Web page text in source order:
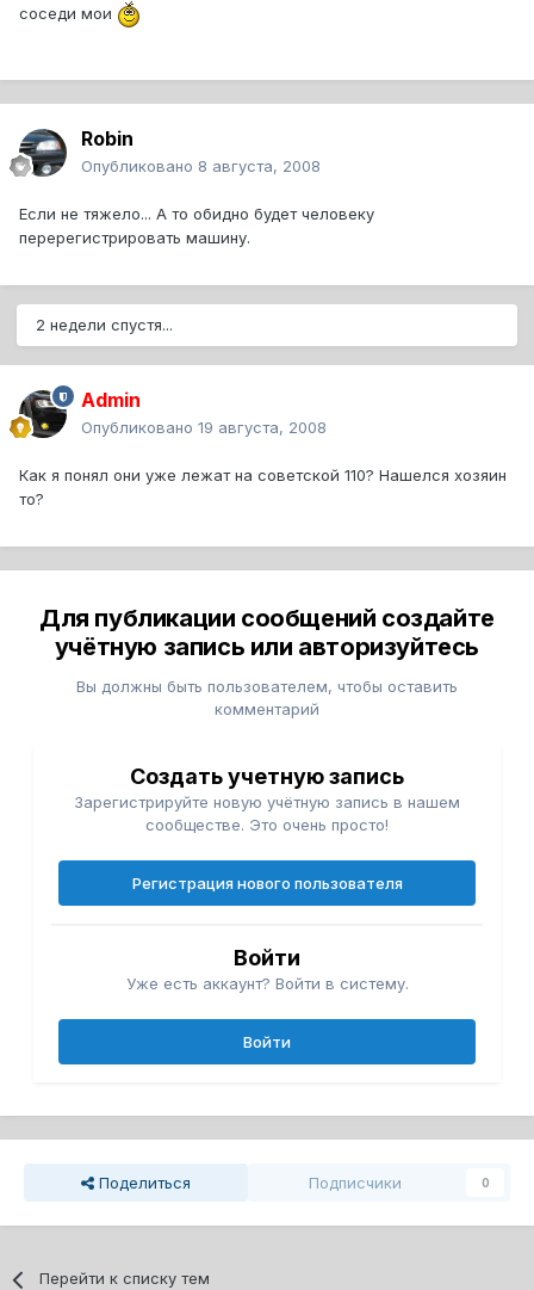
соседи мои
Robin
Опубликовано 8 августа, 2008
Если не тяжело... А то обидно будет человеку
перерегистрировать машину.
2 недели спустя...
Admin
Опубликовано 19 августа, 2008
Как я понял они уже лежат на советской 110? Нашелся хозяин
то?
Для публикации сообщений создайте
учётную запись или авторизуйтесь
Вы должны быть пользователем, чтобы оставить
комментарий
Создать учетную запись
Зарегистрируйте новую учётную запись в нашем
сообществе. Это очень просто!
Регистрация нового пользователя
Войти
Уже есть аккаунт? Войти в систему.
Войти
Поделиться Подписчики 0
Перейти к списку тем